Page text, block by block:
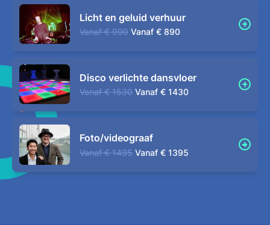
Licht en geluid verhuur
Vanaf € 990 Vanaf € 890
Disco verlichte dansvloer
Vanaf € 1530 Vanaf € 1430
Foto/videograaf
Vanaf € 1495 Vanaf € 1395